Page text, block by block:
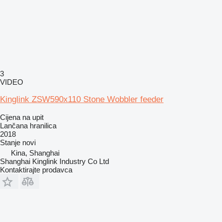
3
VIDEO
Kinglink ZSW590x110 Stone Wobbler feeder
Cijena na upit
Lančana hranilica
2018
Stanje novi
Kina, Shanghai
Shanghai Kinglink Industry Co Ltd
Kontaktirajte prodavca